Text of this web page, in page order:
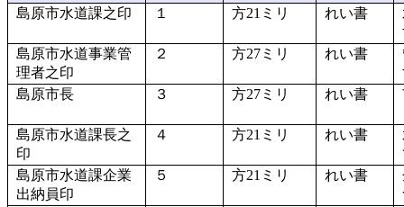
島原市水道課之印 １ 方21ミリ れい書
島原市水道事業管
理者之印
２ 方27ミリ れい書
島原市長
３ 方27ミリ れい書
島原市水道課長之
印
４ 方21ミリ れい書
島原市水道課企業
出納員印
５ 方21ミリ れい書